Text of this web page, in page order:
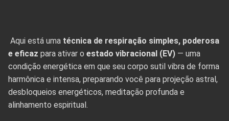
Aqui está uma técnica de respiração simples, poderosa
e eficaz para ativar o estado vibracional (EV)— uma
condição energética em que seu corpo sutil vibra de forma
harmônica e intensa, preparando você para projeção astral,
desbloqueios energéticos, meditação profunda e
alinhamento espiritual.